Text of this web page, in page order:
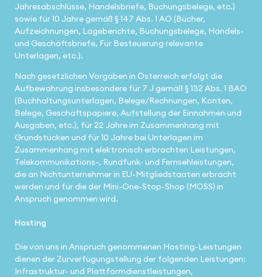
Jahresabschlüsse, Handelsbriefe, Buchungsbelege, etc.)
sowie für 10 Jahre gemäß § 147 Abs. 1 AO (Bücher,
Aufzeichnungen, Lageberichte, Buchungsbelege, Handels-
und Geschäftsbriefe, Für Besteuerung relevante
Unterlagen, etc.).
Nach gesetzlichen Vorgaben in Österreich erfolgt die
Aufbewahrung insbesondere für 7 J gemäß § 132 Abs. 1 BAO
(Buchhaltungsunterlagen, Belege/Rechnungen, Konten,
Belege, Geschäftspapiere, Aufstellung der Einnahmen und
Ausgaben, etc.), für 22 Jahre im Zusammenhang mit
Grundstücken und für 10 Jahre bei Unterlagen im
Zusammenhang mit elektronisch erbrachten Leistungen,
Telekommunikations-, Rundfunk- und Fernsehleistungen,
die an Nichtunternehmer in EU-Mitgliedstaaten erbracht
werden und für die der Mini-One-Stop-Shop (MOSS) in
Anspruch genommen wird.
Hosting
Die von uns in Anspruch genommenen Hosting-Leistungen
dienen der Zurverfügungstellung der folgenden Leistungen:
Infrastruktur- und Plattformdienstleistungen,